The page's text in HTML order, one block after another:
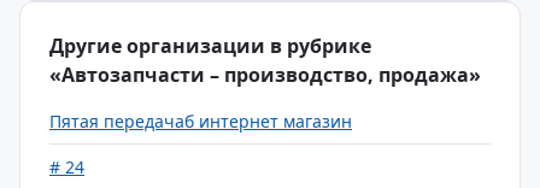
Другие организации в рубрике
«Автозапчасти – производство, продажа»
Пятая передачаб интернет магазин
# 24